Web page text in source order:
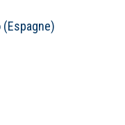
(Espagne)